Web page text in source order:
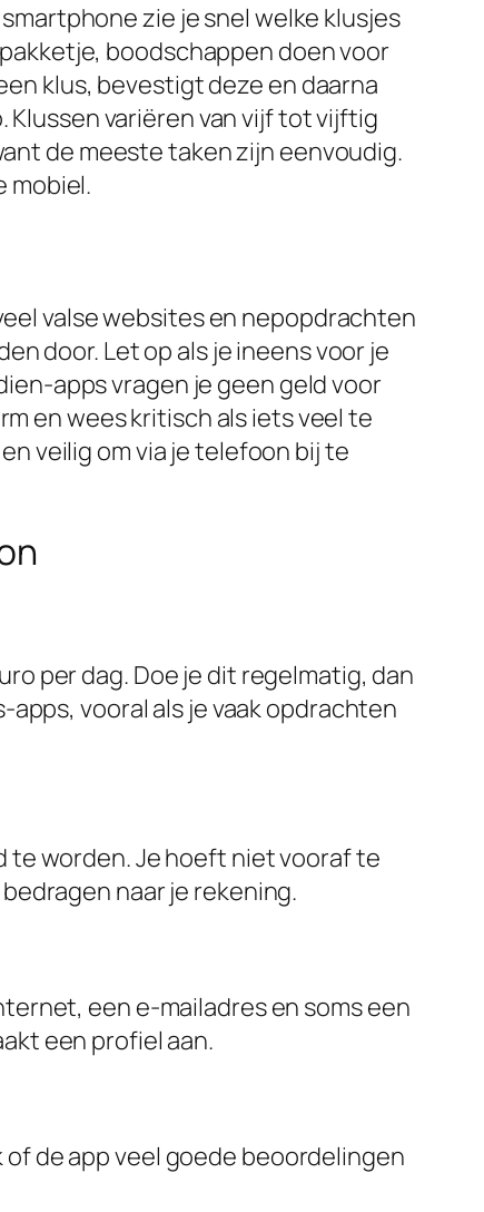
zie je snel welke klusjes
boodschappen doen voor
klus, bevestigt deze en daarna
Klussen variëren van vijf tot vijftig
de meeste taken zijn eenvoudig.
mobiel.
valse websites en nepopdrachten
door. Let op als je ineens voor je
apps vragen je geen geld voor
en wees kritisch als iets veel te
veilig om via je telefoon bij te
per dag. Doe je dit regelmatig, dan
vooral als je vaak opdrachten
te worden. Je hoeft niet vooraf te
naar je rekening.
een e-mailadres en soms een
een profiel aan.
of de app veel goede beoordelingen